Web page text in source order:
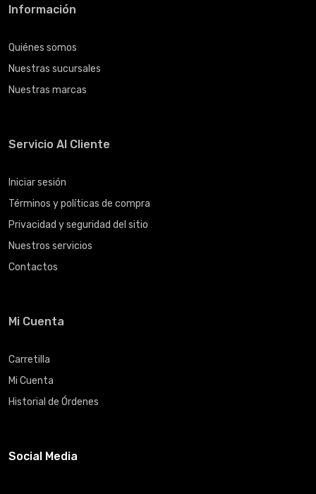
Información
Quiénes somos
Nuestras sucursales
Nuestras marcas
Servicio Al Cliente
Iniciar sesión
Términos y políticas de compra
Privacidad y seguridad del sitio
Nuestros servicios
Contactos
Mi Cuenta
Carretilla
Mi Cuenta
Historial de Órdenes
Social Media